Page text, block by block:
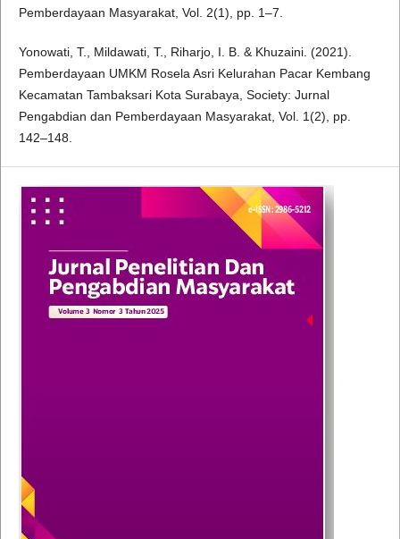
Pemberdayaan Masyarakat, Vol. 2(1), pp. 1–7.
Yonowati, T., Mildawati, T., Riharjo, I. B. & Khuzaini. (2021).
Pemberdayaan UMKM Rosela Asri Kelurahan Pacar Kembang
Kecamatan Tambaksari Kota Surabaya, Society: Jurnal
Pengabdian dan Pemberdayaan Masyarakat, Vol. 1(2), pp.
142–148.